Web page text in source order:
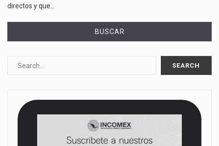
directos y que…
BUSCAR